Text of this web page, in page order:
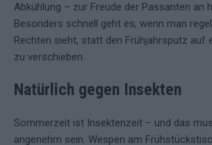
Abkühlung – zur Freude der Passanten an
Besonders schnell geht es, wenn man
Rechten sieht, statt den Frühjahrsputz auf
zu verschieben.
Natürlich gegen Insekten
Sommerzeit ist Insektenzeit – und das
angenehm sein. Wespen am